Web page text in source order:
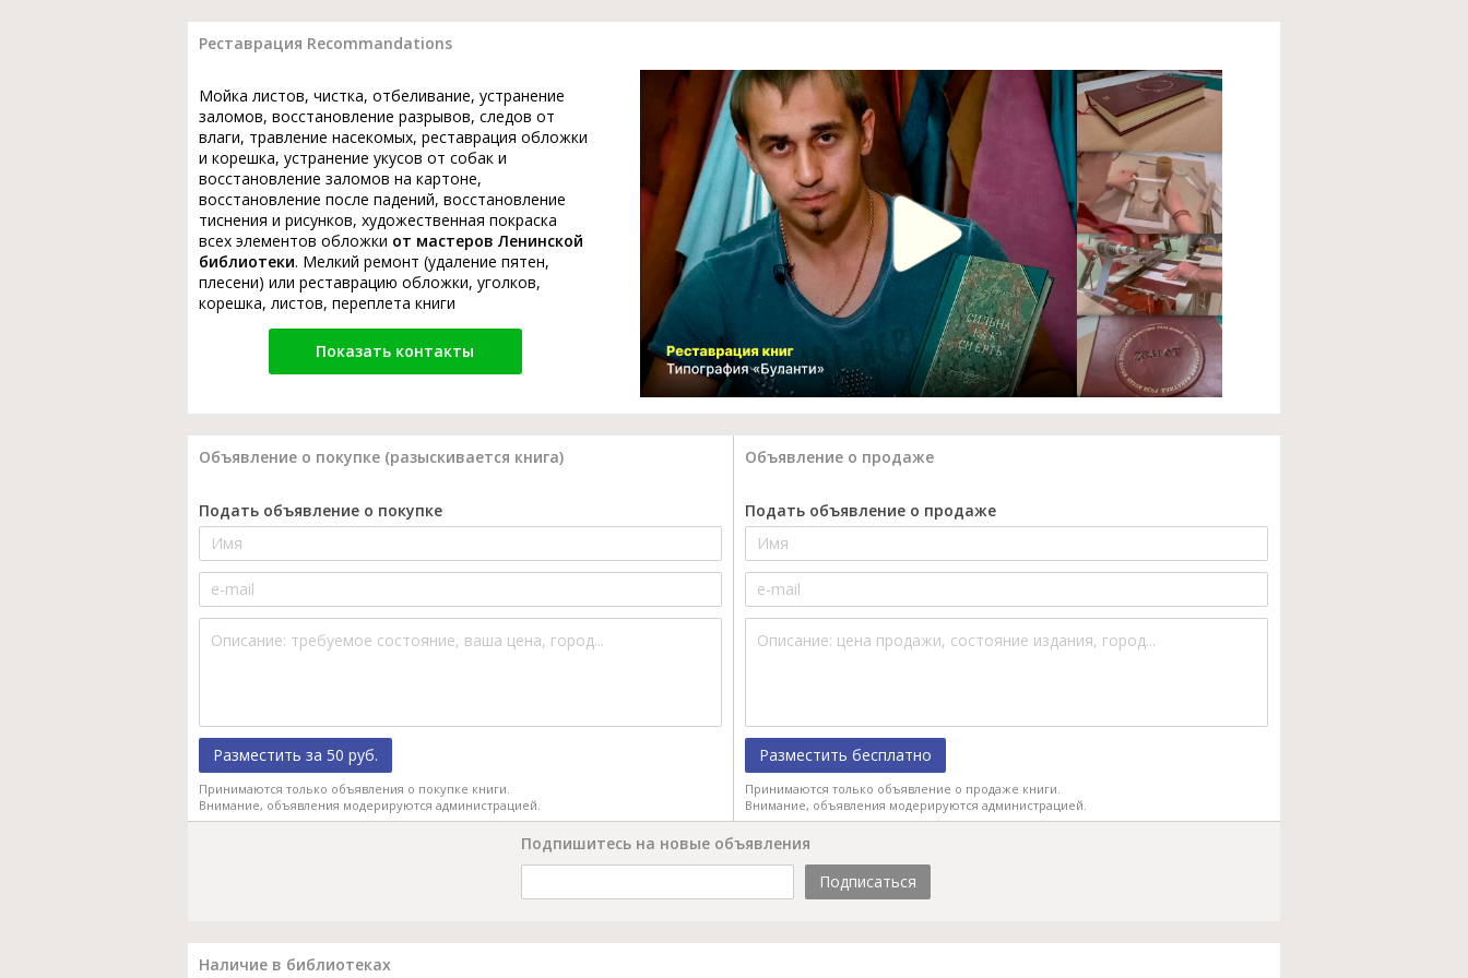
Реставрация Recommandations
Мойка листов, чистка, отбеливание, устранение
заломов, восстановление разрывов, следов от
влаги, травление насекомых, реставрация обложки
и корешка, устранение укусов от собак и
восстановление заломов на картоне,
восстановление после падений, восстановление
тиснения и рисунков, художественная покраска
всех элементов обложки от мастеров Ленинской
библиотеки. Мелкий ремонт (удаление пятен,
плесени) или реставрацию обложки, уголков,
корешка, листов, переплета книги
Показать контакты
Объявление о покупке (разыскивается книга) Объявление о продаже
Подать объявление о покупке
Разместить за 50 руб.
Принимаются только объявления о покупке книги.
Внимание, объявления модерируются администрацией.
Подать объявление о продаже
Разместить бесплатно
Принимаются только объявление о продаже книги.
Внимание, объявления модерируются администрацией.
Подпишитесь на новые объявления
Подписаться
Наличие в библиотеках